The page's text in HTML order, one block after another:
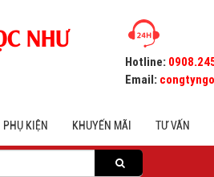
NHƯ
Hotline:
Email:
PHỤ KIỆN KHUYẾN MÃI TƯ VẤN